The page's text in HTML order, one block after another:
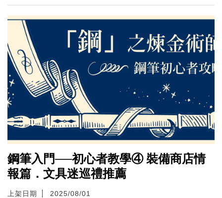
鋼筆入門──初心者教學④ 裝備商店情
報篇．文具迷巡禮推薦
上架日期 2025/08/01